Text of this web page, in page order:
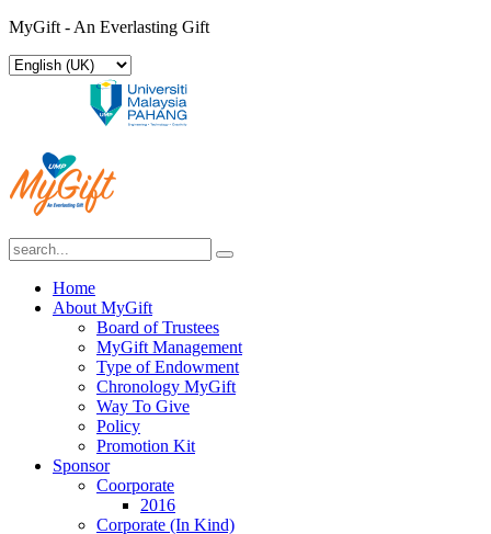
MyGift - An Everlasting Gift
Home
About MyGift
Board of Trustees
MyGift Management
Type of Endowment
Chronology MyGift
Way To Give
Policy
Promotion Kit
Sponsor
Coorporate
2016
Corporate (In Kind)